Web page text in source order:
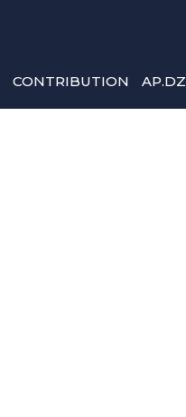
CONTRIBUTION AP.DZ